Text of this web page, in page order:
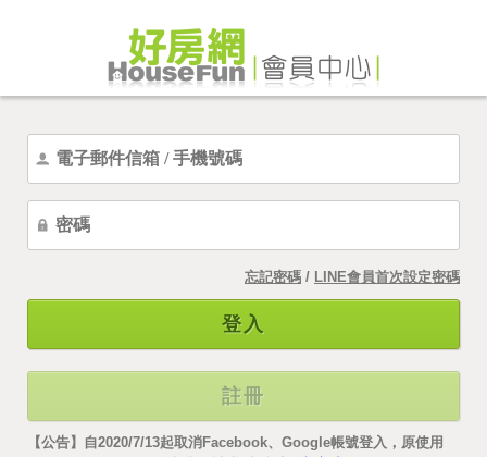
忘記密碼 / LINE會員首次設定密碼
登入
註冊
【公告】自2020/7/13起取消Facebook、Google帳號登入，原使用